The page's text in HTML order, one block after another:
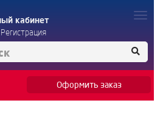
кабинет
Регистрация
Оформить заказ